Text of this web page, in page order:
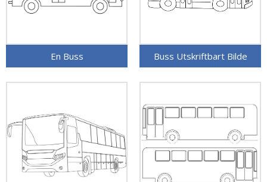
En Buss Buss Utskriftbart Bilde